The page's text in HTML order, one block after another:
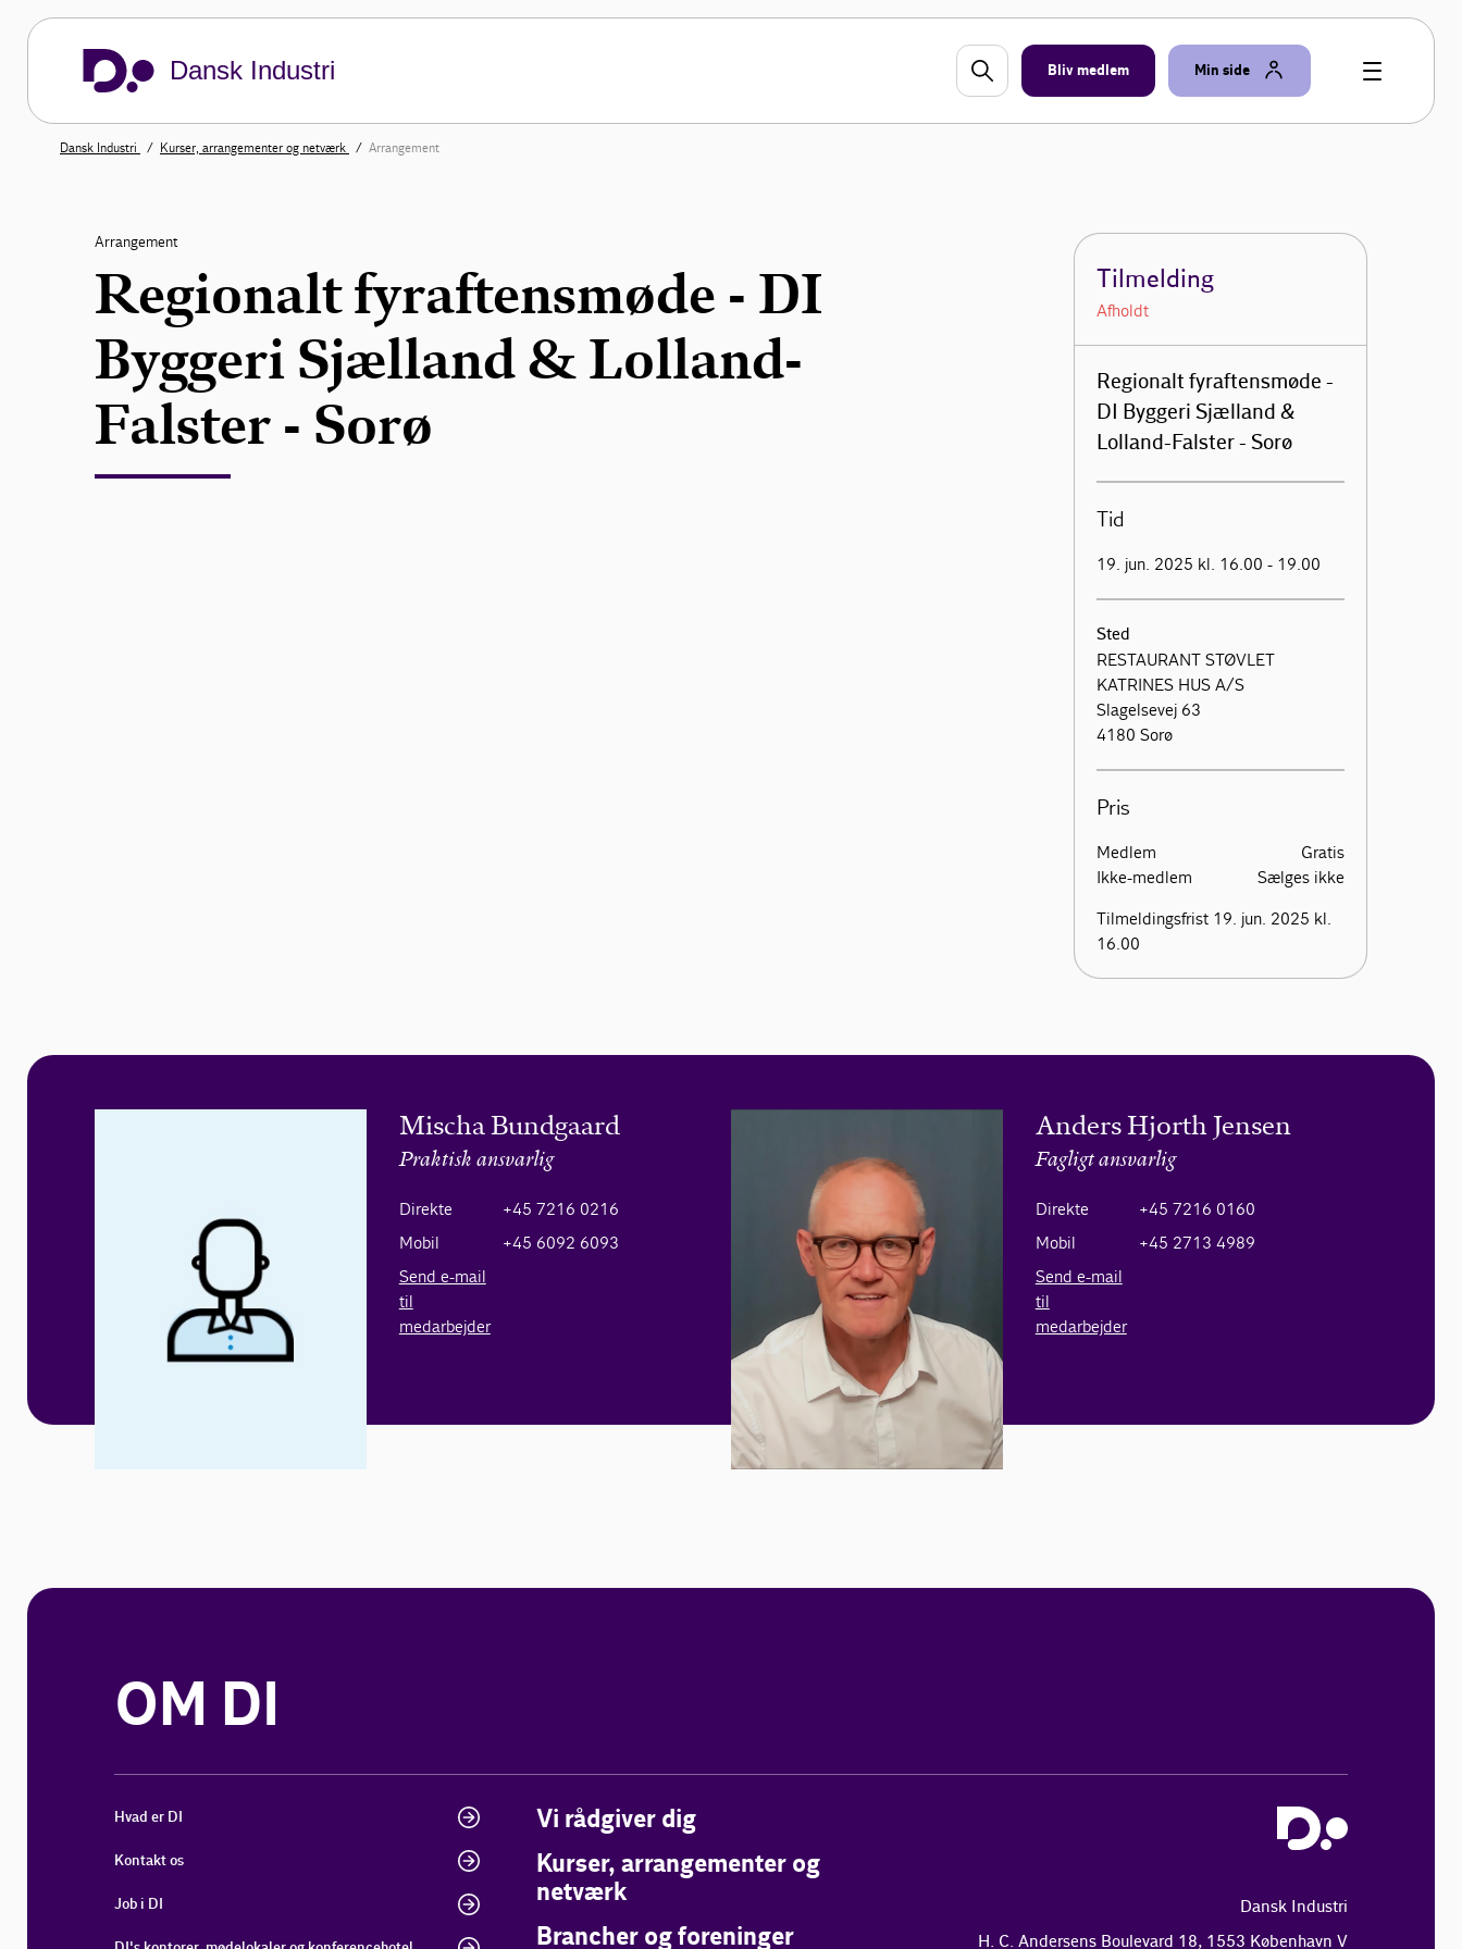
Dansk Industri Bliv medlem Min side
Dansk Industri Kurser, arrangementer og netværk Arrangement
Arrangement
Regionalt fyraftensmøde - DI
Byggeri Sjælland & Lolland-
Falster - Sorø
Tilmelding
Afholdt
Regionalt fyraftensmøde -
DI Byggeri Sjælland &
Lolland-Falster - Sorø
Tid
19. jun. 2025 kl. 16.00 - 19.00
Sted
RESTAURANT STØVLET
KATRINES HUS A/S
Slagelsevej 63
4180 Sorø
Pris
Medlem
Gratis
Ikke-medlem
Sælges ikke
Tilmeldingsfrist 19. jun. 2025 kl.
16.00
Mischa Bundgaard
Praktisk ansvarlig
Direkte
+45 7216 0216
Mobil
+45 6092 6093
Send e-mail
til
medarbejder
Anders Hjorth Jensen
Fagligt ansvarlig
Direkte
+45 7216 0160
Mobil
+45 2713 4989
Send e-mail
til
medarbejder
OM DI
Hvad er DI
Kontakt os
Job i DI
Vi rådgiver dig
Kurser, arrangementer og
netværk
Brancher og foreninger
Dansk Industri
H. C. Andersens Boulevard 18, 1553 København V